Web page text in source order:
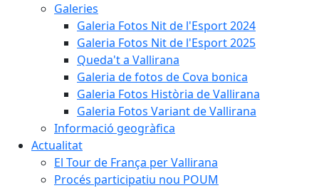
Galeries
Galeria Fotos Nit de l'Esport 2024
Galeria Fotos Nit de l'Esport 2025
Queda't a Vallirana
Galeria de fotos de Cova bonica
Galeria Fotos Història de Vallirana
Galeria Fotos Variant de Vallirana
Informació geogràfica
Actualitat
El Tour de França per Vallirana
Procés participatiu nou POUM